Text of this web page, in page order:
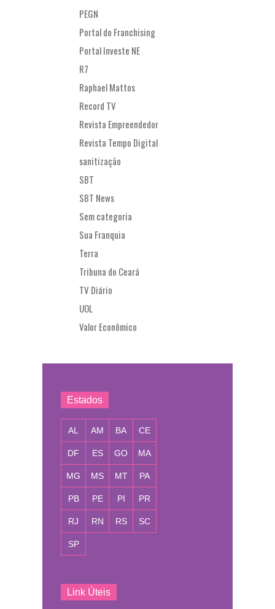
PEGN
Portal do Franchising
Portal Investe NE
R7
Raphael Mattos
Record TV
Revista Empreendedor
Revista Tempo Digital
sanitização
SBT
SBT News
Sem categoria
Sua Franquia
Terra
Tribuna do Ceará
TV Diário
UOL
Valor Econômico
Estados
AL AM BA CE
DF ES GO MA
MG MS MT PA
PB PE PI PR
RJ RN RS SC
SP
Link Úteis